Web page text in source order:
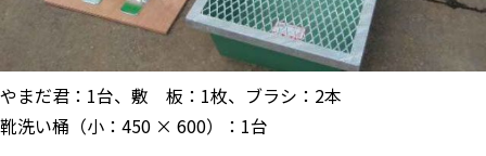
やまだ君：1台、敷 板：1枚、ブラシ：2本
靴洗い桶（小：450 × 600）：1台